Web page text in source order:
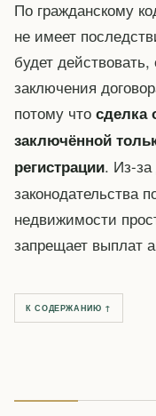
По гражданскому
не имеет
будет
заключения
потому что сделка
заключённой
регистрации. Из-
законодательства
недвижимости
запрещает выплат
К СОДЕРЖАНИЮ ↑